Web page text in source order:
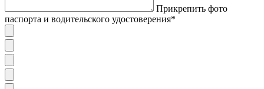
Прикрепить фото
паспорта и водительского удостоверения*